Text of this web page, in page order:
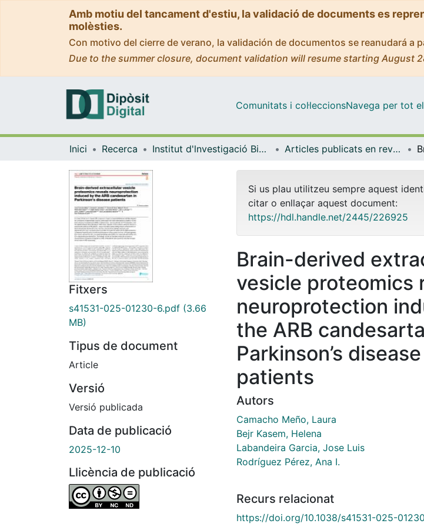
Amb motiu del tancament d'estiu, la validació de documents es
molèsties.
Con motivo del cierre de verano, la validación de documentos se reanudará a
Due to the summer closure, document validation will resume starting August
Comunitats i col·leccionsNavega per tot
Inici Recerca Institut d'lnvestigació Biomèdica de Bellvitge (IDIBELL) Articles publicats en revistes (Institut d'lnvestigació Biomèdica de Bellvitge (IDIBELL))
Fitxers
s41531-025-01230-6.pdf (3.66
MB)
Tipus de document
Article
Versió
Versió publicada
Data de publicació
2025-12-10
Llicència de publicació
Si us plau utilitzeu sempre aquest
citar o enllaçar aquest document:
https://hdl.handle.net/2445/226925
Brain-derived
vesicle proteomics
neuroprotection
the ARB
Parkinson’s disease
patients
Autors
Camacho Meño, Laura
Bejr Kasem, Helena
Labandeira Garcia, Jose Luis
Rodríguez Pérez, Ana I.
Recurs relacionat
https://doi.org/10.1038/s41531-025-